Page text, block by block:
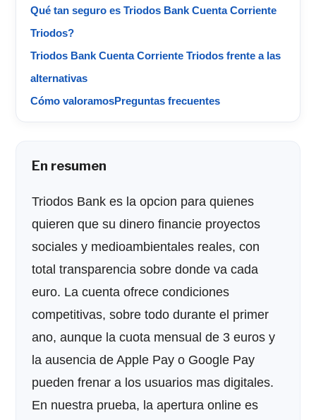
Qué tan seguro es Triodos Bank Cuenta Corriente
Triodos?
Triodos Bank Cuenta Corriente Triodos frente a las
alternativas
Cómo valoramosPreguntas frecuentes
En resumen
Triodos Bank es la opcion para quienes
quieren que su dinero financie proyectos
sociales y medioambientales reales, con
total transparencia sobre donde va cada
euro. La cuenta ofrece condiciones
competitivas, sobre todo durante el primer
ano, aunque la cuota mensual de 3 euros y
la ausencia de Apple Pay o Google Pay
pueden frenar a los usuarios mas digitales.
En nuestra prueba, la apertura online es